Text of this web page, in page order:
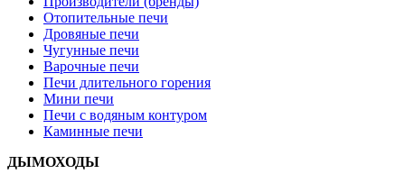
Отопительные печи
Дровяные печи
Чугунные печи
Варочные печи
Печи длительного горения
Мини печи
Печи с водяным контуром
Каминные печи
ДЫМОХОДЫ